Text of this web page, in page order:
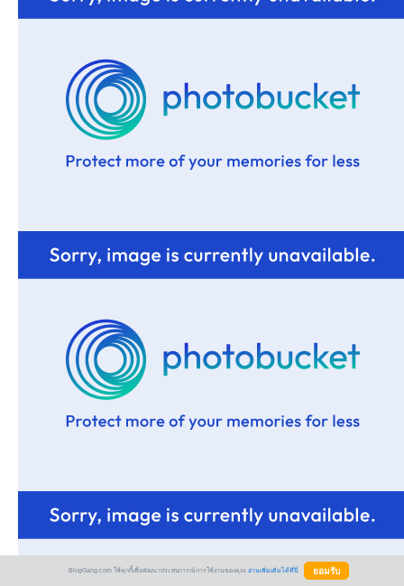
BlogGang.com ใช้คุกกี้เพื่อพัฒนาประสบการณ์การใช้งานของคุณ อ่านเพิ่มเติมได้ที่นี่